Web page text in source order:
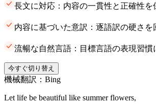
長文に対応：内容の一貫性と正確性を
内容に基づいた意訳：逐語訳の硬さを
流暢な自然言語：目標言語の表現習慣
今すぐ切り替え
機械翻訳：Bing
Let life be beautiful like summer flowers,